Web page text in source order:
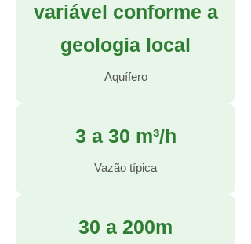
variável conforme a
geologia local
Aquífero
3 a 30 m³/h
Vazão típica
30 a 200m